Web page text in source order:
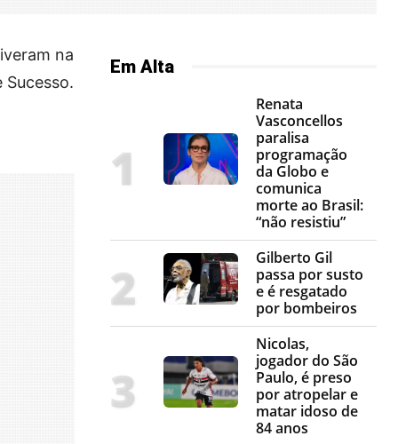
na
Sucesso.
Em Alta
Renata
Vasconcellos
paralisa
programação
da Globo e
comunica
morte ao Brasil:
“não resistiu”
Gilberto Gil
passa por susto
e é resgatado
por bombeiros
Nicolas,
jogador do São
Paulo, é preso
por atropelar e
matar idoso de
84 anos